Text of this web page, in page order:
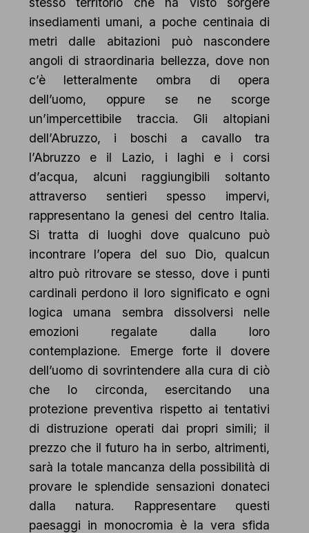
insediamenti umani, a poche centinaia di
metri dalle abitazioni può nascondere
angoli di straordinaria bellezza, dove non
c’è letteralmente ombra di opera
dell’uomo, oppure se ne scorge
un’impercettibile traccia. Gli altopiani
dell’Abruzzo, i boschi a cavallo tra
l’Abruzzo e il Lazio, i laghi e i corsi
d’acqua, alcuni raggiungibili soltanto
attraverso sentieri spesso impervi,
rappresentano la genesi del centro Italia.
Si tratta di luoghi dove qualcuno può
incontrare l’opera del suo Dio, qualcun
altro può ritrovare se stesso, dove i punti
cardinali perdono il loro significato e ogni
logica umana sembra dissolversi nelle
emozioni regalate dalla loro
contemplazione. Emerge forte il dovere
dell’uomo di sovrintendere alla cura di ciò
che lo circonda, esercitando una
protezione preventiva rispetto ai tentativi
di distruzione operati dai propri simili; il
prezzo che il futuro ha in serbo, altrimenti,
sarà la totale mancanza della possibilità di
provare le splendide sensazioni donateci
dalla natura. Rappresentare questi
paesaggi in monocromia è la vera sfida